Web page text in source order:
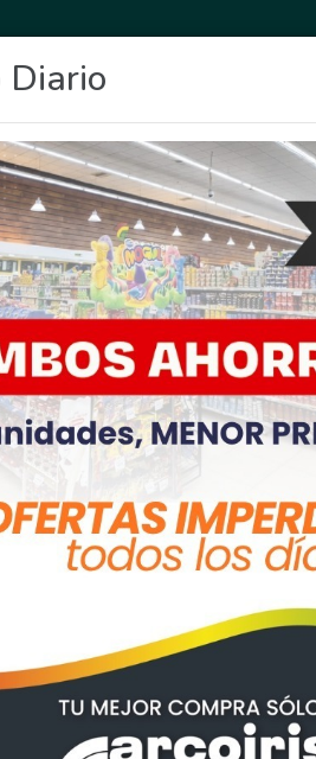
DEPORTES FIGHIERA GENERAL LAGOS
Diario
el “SuperCross Internacional 2020”